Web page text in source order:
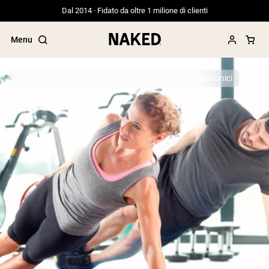
Dal 2014 · Fidato da oltre 1 milione di clienti
Menu
Termini di ricerca popolari
”Protein Powder“
”Overnight Oats“
”Vegan protein“
”Collagen“
”Micellar Casein“
PROTEIN POWDERSBest Seller
Proteina di piselli
Proteine del Siero di Latte da
Allevamento al Pascolo
Tutto quello che devi sapere sugli esercizi isotonici